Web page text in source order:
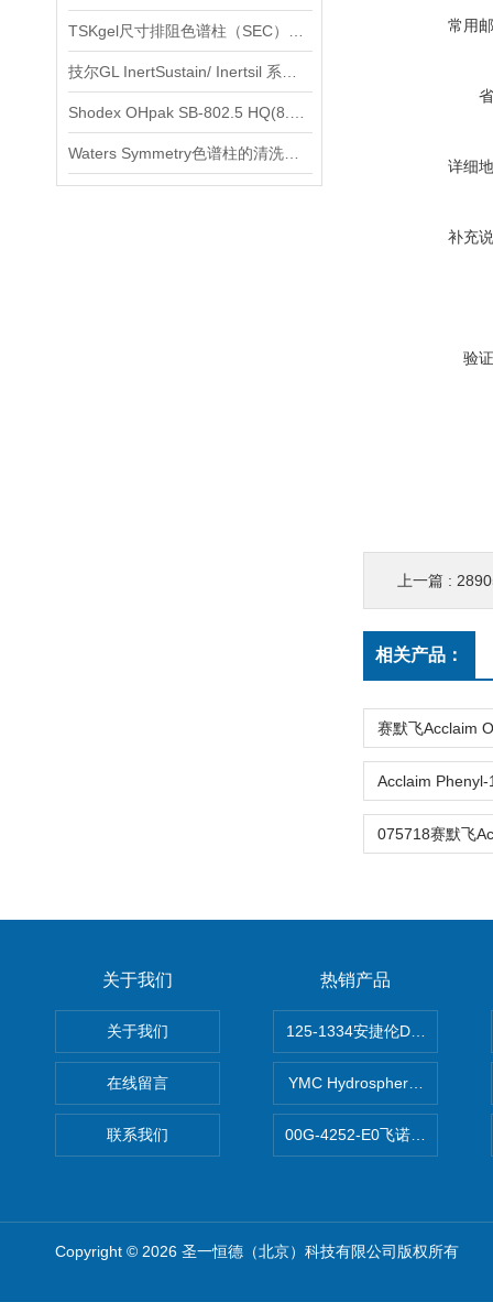
常用
详细
补充
验
上一篇 :
相关产品：
关于我们
关于我们
在线留言
联系我们
热销产品
125-1334安捷伦DB-624色谱
YMC Hydrosphere C18亲水
00G-4252-E0飞诺美Luna
Copyright © 2026 圣一恒德（北京）科技有限公司版权所有